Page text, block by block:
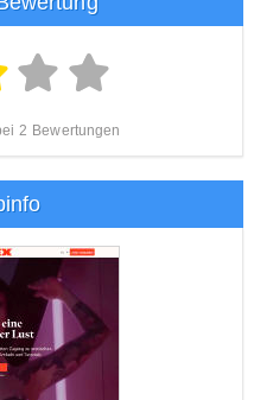
2 Bewertungen